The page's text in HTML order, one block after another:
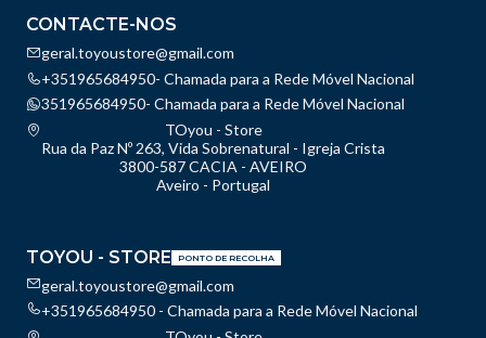
CONTACTE-NOS
geral.toyoustore@gmail.com
+351965684950- Chamada para a Rede Móvel Nacional
351965684950- Chamada para a Rede Móvel Nacional
TOyou - Store
Rua da Paz Nº 263, Vida Sobrenatural - Igreja Crista
3800-587 CACIA - AVEIRO
Aveiro - Portugal
TOYOU - STORE PONTO DE RECOLHA
geral.toyoustore@gmail.com
+351965684950 - Chamada para a Rede Móvel Nacional